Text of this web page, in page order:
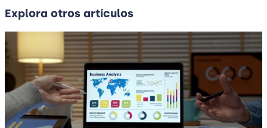
Explora otros artículos